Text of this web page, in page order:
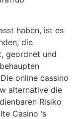
haben, ist es
die
geordnet und
online cassino
alternative die
Risiko
Casino ‘s